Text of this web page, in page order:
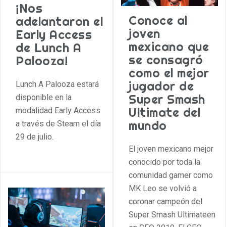
¡Nos
adelantaron el
Early Access
de Lunch A
Palooza!
Lunch A Palooza estará
disponible en la
modalidad Early Access
a través de Steam el día
29 de julio.
Conoce al
joven
mexicano que
se consagró
como el mejor
jugador de
Super Smash
Ultimate del
mundo
El joven mexicano mejor
conocido por toda la
comunidad gamer como
MK Leo se volvió a
coronar campeón del
Super Smash Ultimateen